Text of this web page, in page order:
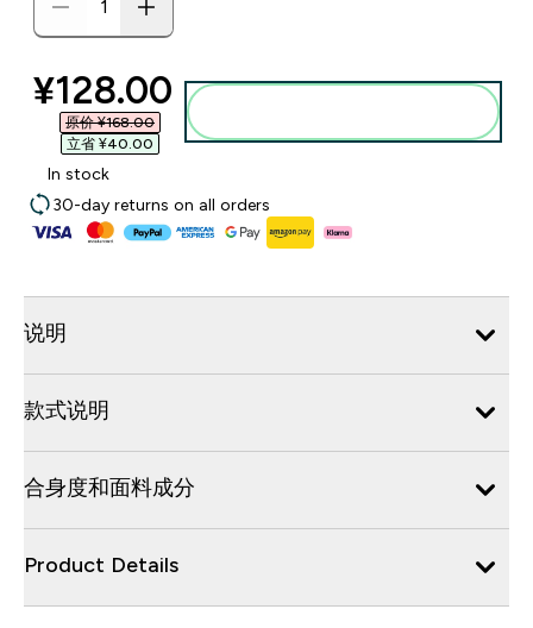
discounted price
¥128.00‎
原价 ¥168.00‎
立省 ¥40.00‎
In stock
30-day returns on all orders
说明
款式说明
合身度和面料成分
Product Details